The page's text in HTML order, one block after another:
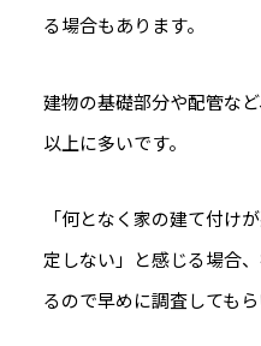
る場合もあります。
建物の基礎部分や配管な
以上に多いです。
「何となく家の建て付け
定しない」と感じる場合
るので早めに調査してもら